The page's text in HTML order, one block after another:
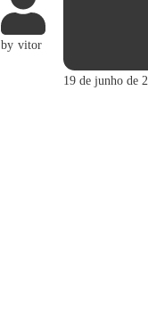
by vitor
19 de junho de